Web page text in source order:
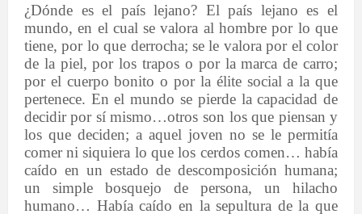
¿Dónde es el país lejano? El país lejano es el
mundo, en el cual se valora al hombre por lo que
tiene, por lo que derrocha; se le valora por el color
de la piel, por los trapos o por la marca de carro;
por el cuerpo bonito o por la élite social a la que
pertenece. En el mundo se pierde la capacidad de
decidir por sí mismo…otros son los que piensan y
los que deciden; a aquel joven no se le permitía
comer ni siquiera lo que los cerdos comen… había
caído en un estado de descomposición humana;
un simple bosquejo de persona, un hilacho
humano… Había caído en la sepultura de la que